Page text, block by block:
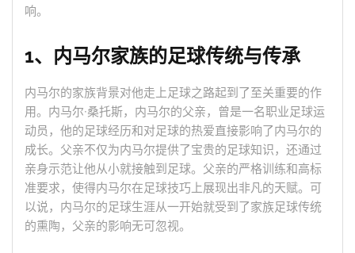
响。
1、内马尔家族的足球传统与传承
内马尔的家族背景对他走上足球之路起到了至关重要的作
用。内马尔·桑托斯，内马尔的父亲，曾是一名职业足球运
动员，他的足球经历和对足球的热爱直接影响了内马尔的
成长。父亲不仅为内马尔提供了宝贵的足球知识，还通过
亲身示范让他从小就接触到足球。父亲的严格训练和高标
准要求，使得内马尔在足球技巧上展现出非凡的天赋。可
以说，内马尔的足球生涯从一开始就受到了家族足球传统
的熏陶，父亲的影响无可忽视。